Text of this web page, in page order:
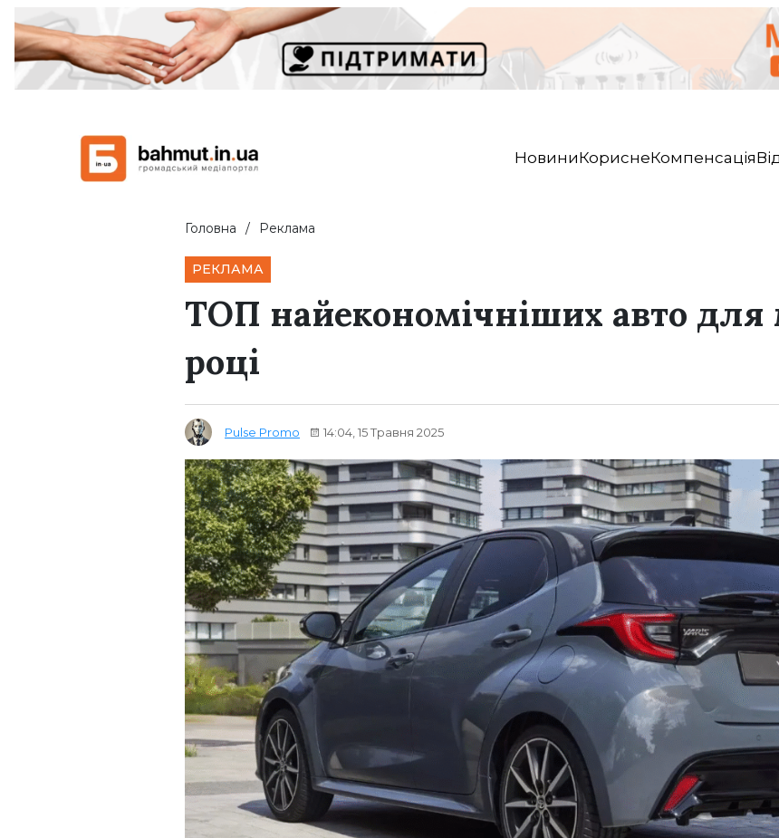
НовиниКориснеКомпенсація
Головна Реклама
РЕКЛАМА
ТОП найекономічніших авто для
році
Pulse Promo 14:04, 15 Травня 2025